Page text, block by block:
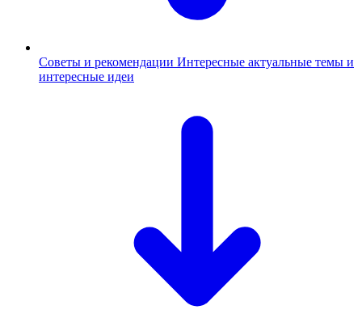
Советы и рекомендации Интересные актуальные темы и
интересные идеи